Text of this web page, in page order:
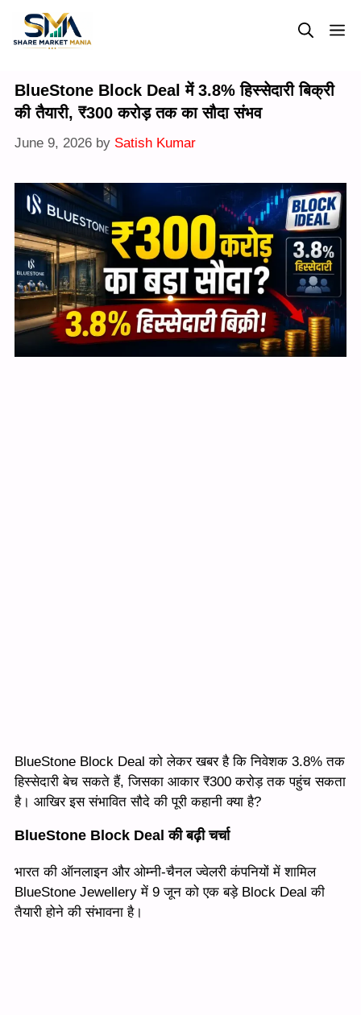
content
BlueStone Block Deal में 3.8% हिस्सेदारी बिक्री
की तैयारी, ₹300 करोड़ तक का सौदा संभव
June 9, 2026 by Satish Kumar
BlueStone Block Deal को लेकर खबर है कि निवेशक 3.8% तक
हिस्सेदारी बेच सकते हैं, जिसका आकार ₹300 करोड़ तक पहुंच सकता
है। आखिर इस संभावित सौदे की पूरी कहानी क्या है?
BlueStone Block Deal की बढ़ी चर्चा
भारत की ऑनलाइन और ओम्नी-चैनल ज्वेलरी कंपनियों में शामिल
BlueStone Jewellery में 9 जून को एक बड़े Block Deal की
तैयारी होने की संभावना है।